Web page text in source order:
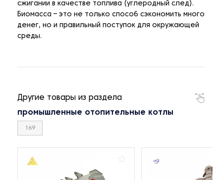
сжигании в качестве топлива (углеродный след).
Биомасса – это не только способ сэкономить много
денег, но и правильный поступок для окружающей
среды.
Другие товары из раздела
промышленные отопительные котлы
169